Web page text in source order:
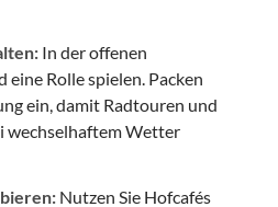
In der offenen
eine Rolle spielen. Packen
ein, damit Radtouren und
wechselhaftem Wetter
Nutzen Sie Hofcafés